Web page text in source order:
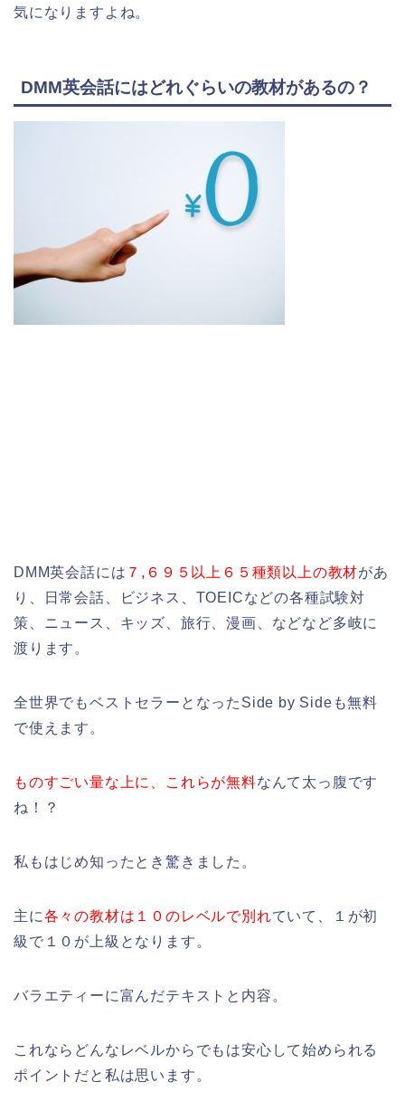
気になりますよね。
DMM英会話にはどれぐらいの教材があるの？
DMM英会話には ７,６９５以上６５種類以上の教材があ
り、日常会話、ビジネス、TOEICなどの各種試験対
策、ニュース、キッズ、旅行、漫画、などなど多岐に
渡ります。
全世界でもベストセラーとなったSide by Sideも無料
で使えます。
ものすごい量な上に、これらが無料なんて太っ腹です
ね！？
私もはじめ知ったとき驚きました。
主に各々の教材は１０のレベルで別れていて、１が初
級で１０が上級となります。
バラエティーに富んだテキストと内容。
これならどんなレベルからでもは安心して始められる
ポイントだと私は思います。